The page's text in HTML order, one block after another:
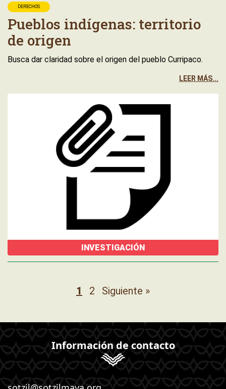
DERECHOS
Pueblos indígenas: territorio
de origen
Busca dar claridad sobre el origen del pueblo Curripaco.
LEER MÁS...
INVESTIGACIÓN
1 2 Siguiente »
Información de contacto